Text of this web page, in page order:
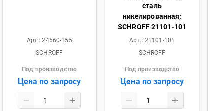
Арт.:24560-155
SCHROFF
Под производство
Цена по запросу
сталь
никелированная;
SCHROFF 21101-101
Арт.: 21101-101
SCHROFF
Под производство
Цена по запросу